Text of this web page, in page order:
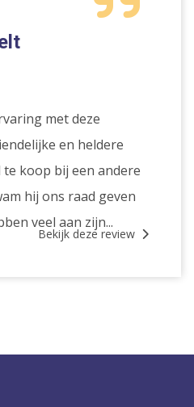
met deze
en heldere
koop bij een andere
hij ons raad geven
veel aan zijn...
Bekijk deze review